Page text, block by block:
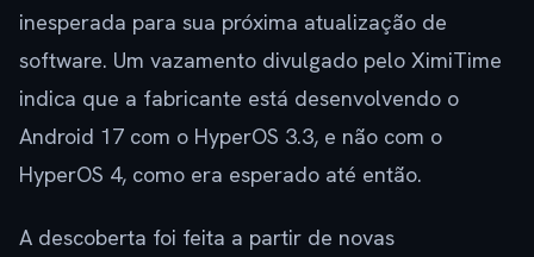
inesperada para sua próxima atualização de
software. Um vazamento divulgado pelo XimiTime
indica que a fabricante está desenvolvendo o
Android 17 com o HyperOS 3.3, e não com o
HyperOS 4, como era esperado até então.
A descoberta foi feita a partir de novas